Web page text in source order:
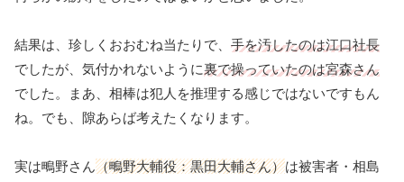
結果は、珍しくおおむね当たりで、 手を汚したのは江口社長
でしたが、気付かれないように裏で操っていたのは宮森さん
でした。まあ、相棒は犯人を推理する感じではないですもん
ね。でも、隙あらば考えたくなります。
実は鴫野さん（鴫野大輔役：黒田大輔さん）は被害者・相島